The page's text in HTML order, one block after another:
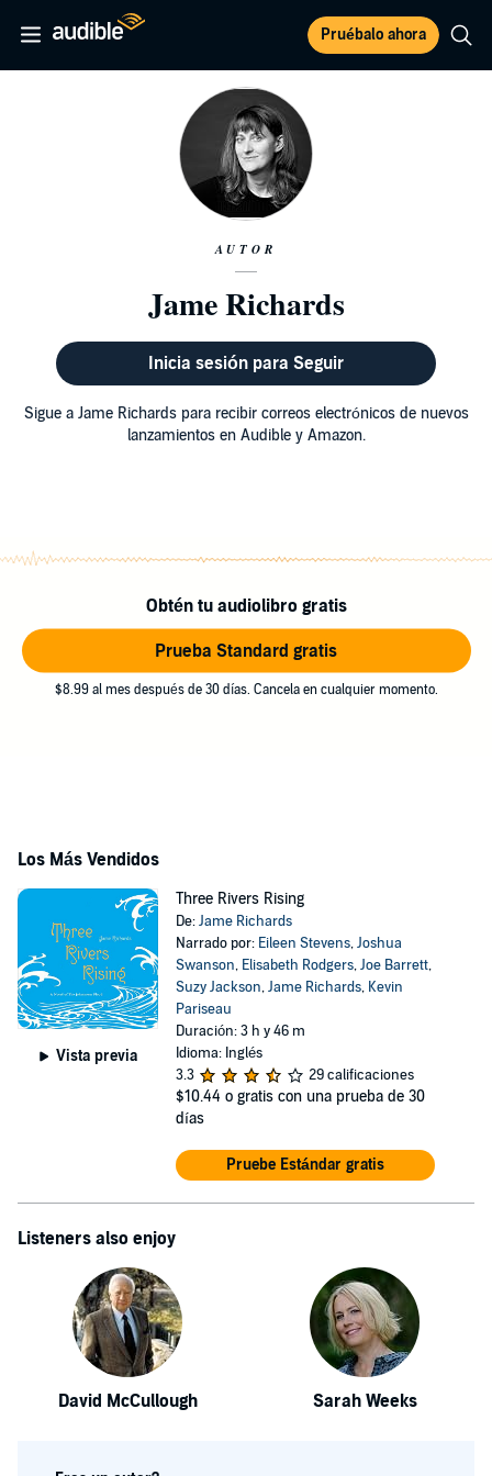
Pruébalo ahora
AUTOR
Jame Richards
Inicia sesión para Seguir
Sigue a Jame Richards para recibir correos electrónicos de nuevos
lanzamientos en Audible y Amazon.
Obtén tu audiolibro gratis
Prueba Standard gratis
$8.99 al mes después de 30 días. Cancela en cualquier momento.
Los Más Vendidos
Vista previa
Three Rivers Rising
De:Jame Richards
Narrado por: Eileen Stevens,Joshua
Swanson, Elisabeth Rodgers,Joe Barrett,
Suzy Jackson,Jame Richards, Kevin
Pariseau
Duración: 3 h y 46 m
Idioma: Inglés
3.3
29 calificaciones
$10.44 o gratis con una prueba de 30
días
Pruebe Estándar gratis
Listeners also enjoy
David McCullough Sarah Weeks